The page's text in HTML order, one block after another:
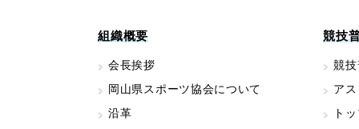
組織概要
会長挨拶
岡山県スポーツ協会について
沿革
競技
競
ア
ト